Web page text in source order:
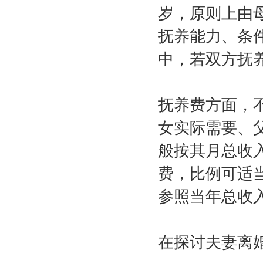
岁，原则上由
抚养能力、条
中，若双方抚
抚养费方面，
女实际需要、
般按其月总收
费，比例可适
参照当年总收
在探讨夫妻离